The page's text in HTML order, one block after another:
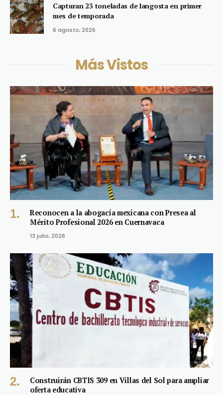
Capturan 23 toneladas de langosta en primer
mes de temporada
6 agosto, 2026
Más Vistos
Reconocen a la abogacía mexicana con Presea al
Mérito Profesional 2026 en Cuernavaca
13 julio, 2026
Construirán CBTIS 309 en Villas del Sol para ampliar
oferta educativa